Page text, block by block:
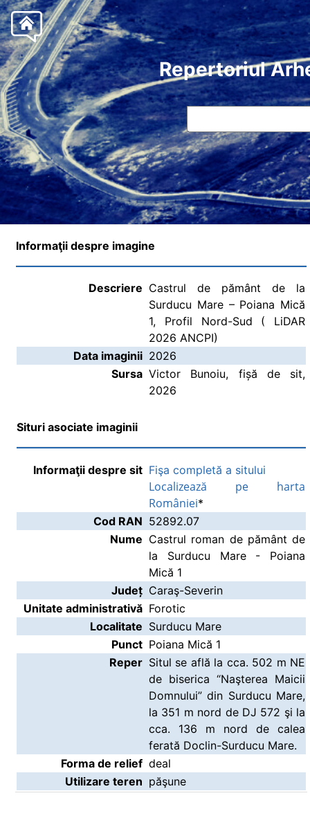
Repertoriul
Informaţii despre imagine
Descriere Castrul de pământ de la
Surducu Mare – Poiana Mică
1, Profil Nord-Sud ( LiDAR
2026 ANCPI)
Data imaginii 2026
Sursa Victor Bunoiu, fișă de sit,
2026
Situri asociate imaginii
Informaţii despre sit Fişa completă a sitului
Localizează pe harta
României*
Cod RAN 52892.07
Nume Castrul roman de pământ de
la Surducu Mare - Poiana
Mică 1
Județ Caraş-Severin
Unitate administrativă Forotic
Localitate Surducu Mare
Punct Poiana Mică 1
Reper Situl se află la cca. 502 m NE
de biserica “Naşterea Maicii
Domnului” din Surducu Mare,
la 351 m nord de DJ 572 şi la
cca. 136 m nord de calea
ferată Doclin-Surducu Mare.
Forma de relief deal
Utilizare teren păşune